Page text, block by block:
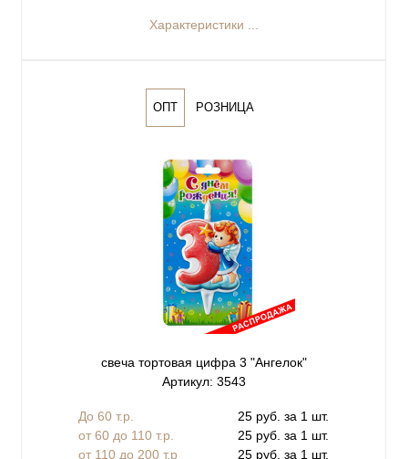
Характеристики ...
ОПТ РОЗНИЦА
свеча тортовая цифра 3 "Ангелок"
Артикул: 3543
До 60 т.р.
25 руб. за 1 шт.
от 60 до 110 т.р.
25 руб. за 1 шт.
от 110 до 200 т.р
25 руб. за 1 шт.